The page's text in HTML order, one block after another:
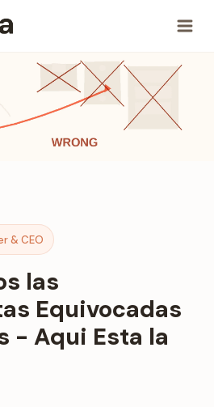
& CEO
las
Equivocadas
- Aqui Esta la